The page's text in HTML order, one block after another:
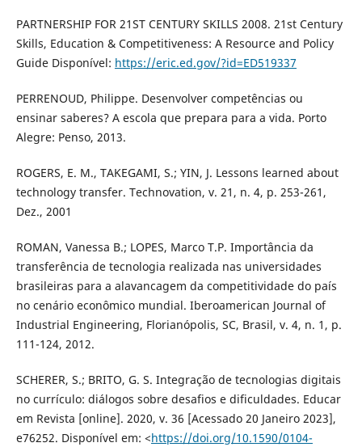
PARTNERSHIP FOR 21ST CENTURY SKILLS 2008. 21st Century
Skills, Education & Competitiveness: A Resource and Policy
Guide Disponível: https://eric.ed.gov/?id=ED519337
PERRENOUD, Philippe. Desenvolver competências ou
ensinar saberes? A escola que prepara para a vida. Porto
Alegre: Penso, 2013.
ROGERS, E. M., TAKEGAMI, S.; YIN, J. Lessons learned about
technology transfer. Technovation, v. 21, n. 4, p. 253-261,
Dez., 2001
ROMAN, Vanessa B.; LOPES, Marco T.P. Importância da
transferência de tecnologia realizada nas universidades
brasileiras para a alavancagem da competitividade do país
no cenário econômico mundial. Iberoamerican Journal of
Industrial Engineering, Florianópolis, SC, Brasil, v. 4, n. 1, p.
111-124, 2012.
SCHERER, S.; BRITO, G. S. Integração de tecnologias digitais
no currículo: diálogos sobre desafios e dificuldades. Educar
em Revista [online]. 2020, v. 36 [Acessado 20 Janeiro 2023],
e76252. Disponível em: <https://doi.org/10.1590/0104-